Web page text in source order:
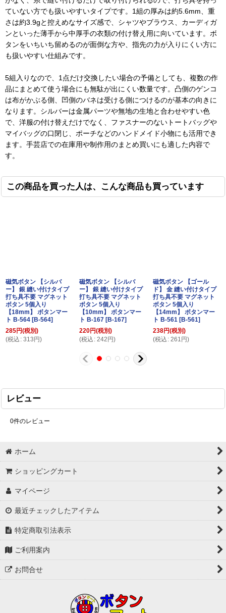
ていない方でも扱いやすいタイプです。1組の厚みは約5.6mm、重
さは約3.9gと控えめなサイズ感で、シャツやブラウス、カーディガ
ンといった薄手から中厚手の衣類の付け替え用に向いています。ボ
タンをいちいち留めるのが面倒な方や、指先の力が入りにくい方に
も扱いやすい仕組みです。
5組入りなので、1点だけ交換したい場合の予備としても、複数の作
品にまとめて使う場合にも無駄が出にくい数量です。凸側のゲンコ
は布がかぶる側、凹側のバネは受ける側につけるのが基本の向きに
なります。シルバーは金属パーツや無地の生地と合わせやすい色
で、洋服の付け替えだけでなく、ファスナーのないトートバッグや
マイバッグの口閉じ、ポーチなどのハンドメイド小物にも活用でき
ます。手芸店での在庫用や制作用のまとめ買いにも適した内容で
す。
この商品を買った人は、こんな商品も買っています
磁気ボタン 【シルバ
ー】 銀 縫い付けタイプ
打ち具不要 マグネット
ボタン 5個入り
【18mm】 ボタンマー
ト B-564 [B-564]
285円(税別)
(税込 : 313 円)
磁気ボタン 【シルバ
ー】 銀 縫い付けタイプ
打ち具不要 マグネット
ボタン 5個入り
【10mm】 ボタンマー
ト B-167 [B-167]
220円(税別)
(税込 : 242 円)
磁気ボタン 【ゴール
ド】 金 縫い付けタイプ
打ち具不要 マグネット
ボタン 5個入り
【14mm】 ボタンマー
ト B-561 [B-561]
238円(税別)
(税込 : 261 円)
レビュー
0件のレビュー
ホーム
ショッピングカート
マイページ
最近チェックしたアイテム
特定商取引法表示
ご利用案内
お問合せ